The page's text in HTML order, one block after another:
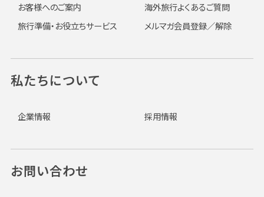
お客様へのご案内
海外旅行よくあるご質問
旅行準備・お役立ちサービス
メルマガ会員登録／解除
私たちについて
企業情報 採用情報
お問い合わせ